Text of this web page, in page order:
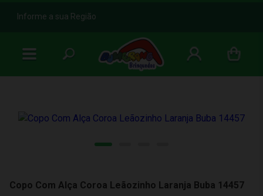
b
Informe a sua Região
Copo Com Alça Coroa Leãozinho Laranja Buba 14457